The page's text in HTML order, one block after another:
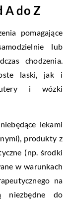
A do Z
pomagające
lub
chodzenia.
laski, jak i
i wózki
lekami
produkty z
(np. środki
w warunkach
na
niezbędne do